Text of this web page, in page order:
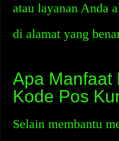
atau layanan Anda
di alamat yang
Apa Manfaat
Kode Pos
Selain membantu